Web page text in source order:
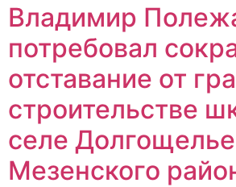
Владимир
потребовал
отставание от
строительстве
селе Долгощелье
Мезенского